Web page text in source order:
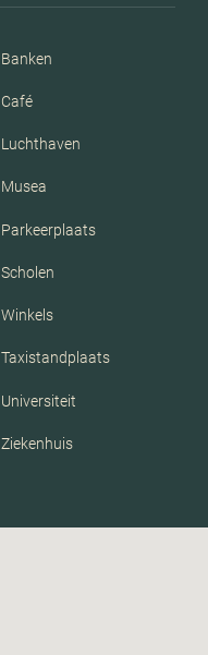
Banken
Café
Luchthaven
Musea
Parkeerplaats
Scholen
Winkels
Taxistandplaats
Universiteit
Ziekenhuis